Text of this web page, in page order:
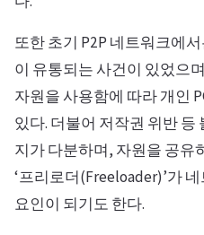
또한 초기 P2P 네트워크에
이 유통되는 사건이 있었으
자원을 사용함에 따라 개인
있다. 더불어 저작권 위반
지가 다분하며, 자원을 공유
‘프리로더(Freeloader)’가
요인이 되기도 한다.